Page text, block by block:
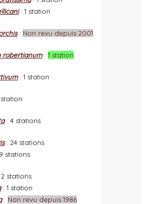
: 1 station
: Non revu depuis 2001
robertianum: 1 station
: 1 station
station
: 4 stations
: 24 stations
stations
2 stations
: 1 station
: Non revu depuis 1986